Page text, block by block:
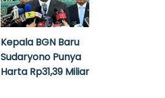
Kepala BGN Baru
Sudaryono Punya
Harta Rp31,39 Miliar